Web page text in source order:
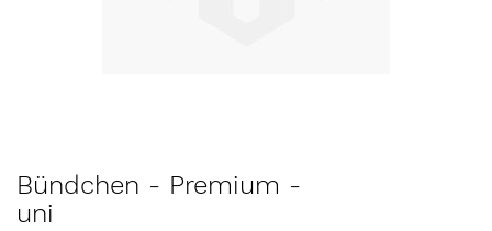
Anfang
der
Bündchen - Premium -
uni